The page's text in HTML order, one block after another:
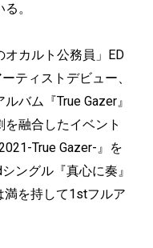
。
カルト公務員」ED
ティストデビュー、
バム『True Gazer』
融合したイベント
True Gazer-』を
ングル『真心に奏』
満を持して1stフルア